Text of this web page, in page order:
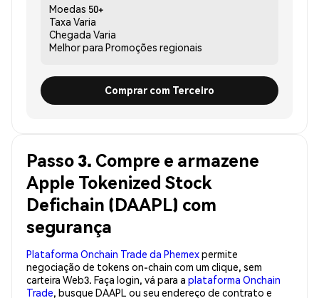
Moedas 50+
Taxa Varia
Chegada Varia
Melhor para Promoções regionais
Comprar com Terceiro
Passo 3. Compre e armazene
Apple Tokenized Stock
Defichain (DAAPL) com
segurança
Plataforma Onchain Trade da Phemexpermite
negociação de tokens on-chain com um clique, sem
carteira Web3. Faça login, vá para a plataforma Onchain
Trade, busque DAAPL ou seu endereço de contrato e